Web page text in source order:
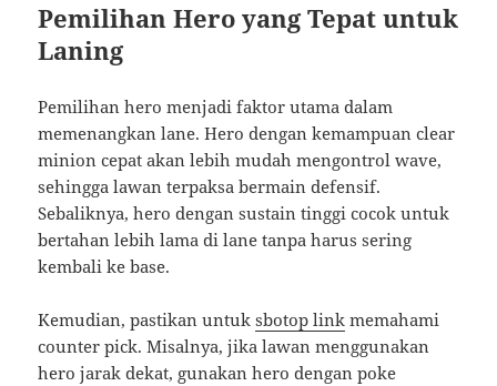
Pemilihan Hero yang Tepat untuk
Laning
Pemilihan hero menjadi faktor utama dalam
memenangkan lane. Hero dengan kemampuan clear
minion cepat akan lebih mudah mengontrol wave,
sehingga lawan terpaksa bermain defensif.
Sebaliknya, hero dengan sustain tinggi cocok untuk
bertahan lebih lama di lane tanpa harus sering
kembali ke base.
Kemudian, pastikan untuksbotop link memahami
counter pick. Misalnya, jika lawan menggunakan
hero jarak dekat, gunakan hero dengan poke